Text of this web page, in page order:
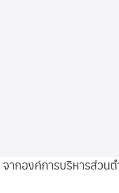
ากองค์การบริหารส่วน